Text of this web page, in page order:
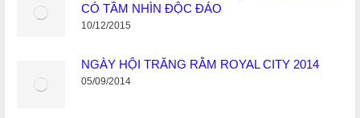
CÓ TẦM NHÌN ĐỘC ĐÁO
10/12/2015
NGÀY HỘI TRĂNG RẰM ROYAL CITY 2014
05/09/2014